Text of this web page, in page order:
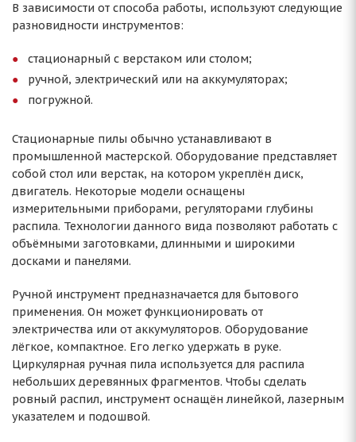
В зависимости от способа работы, используют следующие
разновидности инструментов:
стационарный с верстаком или столом;
ручной, электрический или на аккумуляторах;
погружной.
Стационарные пилы обычно устанавливают в
промышленной мастерской. Оборудование представляет
собой стол или верстак, на котором укреплён диск,
двигатель. Некоторые модели оснащены
измерительными приборами, регуляторами глубины
распила. Технологии данного вида позволяют работать с
объёмными заготовками, длинными и широкими
досками и панелями.
Ручной инструмент предназначается для бытового
применения. Он может функционировать от
электричества или от аккумуляторов. Оборудование
лёгкое, компактное. Его легко удержать в руке.
Циркулярная ручная пила используется для распила
небольших деревянных фрагментов. Чтобы сделать
ровный распил, инструмент оснащён линейкой, лазерным
указателем и подошвой.